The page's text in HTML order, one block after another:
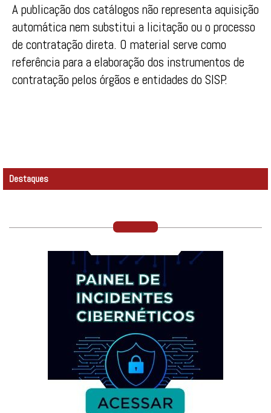
A publicação dos catálogos não representa aquisição
automática nem substitui a licitação ou o processo
de contratação direta. O material serve como
referência para a elaboração dos instrumentos de
contratação pelos órgãos e entidades do SISP.
Destaques